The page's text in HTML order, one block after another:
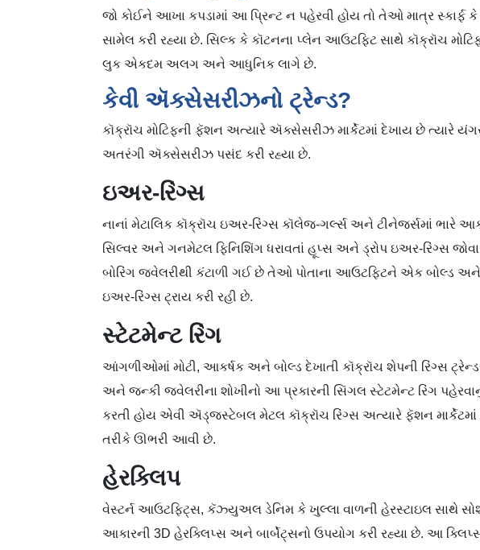
જો કોઈને આખા કપડામાં આ પ્રિન્ટ ન પહેરવી હોય તો તેઓ માત્ર સ્કાર્ફ કે
સામેલ કરી રહ્યા છે. સિલ્ક કે કૉટનના પ્લેન આઉટફિટ સાથે કૉક્રૉચ
લુક એકદમ અલગ અને આધુનિક લાગે છે.
કેવી ઍક્સેસરીઝનો ટ્રેન્ડ?
કૉક્રૉચ મોટિફની ફૅશન અત્યારે ઍક્સેસરીઝ માર્કેટમાં દેખાય છે ત્યારે
અતરંગી ઍક્સેસરીઝ પસંદ કરી રહ્યા છે.
ઇઅર-રિંગ્સ
નાનાં મેટાલિક કૉક્રૉચ ઇઅર-રિંગ્સ કૉલેજ-ગર્લ્સ અને ટીનેજર્સમાં ભારે
સિલ્વર અને ગનમેટલ ફિનિશિંગ ધરાવતાં હૂપ્સ અને ડ્રોપ ઇઅર-રિંગ્સ
બોરિંગ જ્વેલરીથી કંટાળી ગઈ છે તેઓ પોતાના આઉટફિટને એક બોલ્ડ
ઇઅર-રિંગ્સ ટ્રાય કરી રહી છે.
સ્ટેટમેન્ટ રિંગ
આંગળીઓમાં મોટી, આકર્ષક અને બોલ્ડ દેખાતી કૉક્રૉચ શેપની રિંગ્સ
અને જન્કી જ્વેલરીના શોખીનો આ પ્રકારની સિંગલ સ્ટેટમેન્ટ રિંગ
કરતી હોય એવી ઍડ્જસ્ટેબલ મેટલ કૉક્રૉચ રિંગ્સ અત્યારે ફૅશન
તરીકે ઊભરી આવી છે.
હેરક્લિપ
વેસ્ટર્ન આઉટફિટ્સ, કૅઝ્યુઅલ ડેનિમ કે ખુલ્લા વાળની હેરસ્ટાઇલ સાથે
આકારની 3D હેરક્લિપ્સ અને બાર્બેટ્સનો ઉપયોગ કરી રહ્યા છે. આ